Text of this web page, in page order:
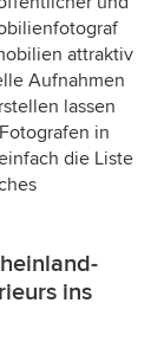
attraktiv
Aufnahmen
lassen
in
die Liste
ins